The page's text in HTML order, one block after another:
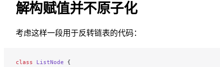
解构赋值并不原子化
考虑这样一段用于反转链表的代码：
class ListNode {